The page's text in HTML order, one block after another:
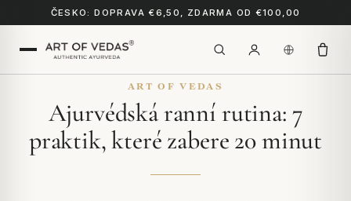
ČESKO: DOPRAVA €6,50, ZDARMA OD €100,00
ART OF VEDAS
Ajurvédská ranní rutina: 7
praktik, které zabere 20 minut